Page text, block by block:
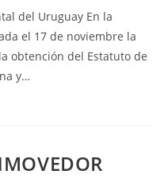
del Uruguay En la
el 17 de noviembre la
obtención del Estatuto de
y…